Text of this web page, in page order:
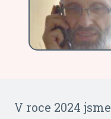
V roce 2024